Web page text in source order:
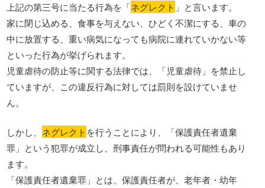
上記の第三号に当たる行為を「ネグレクト 」と言います。
家に閉じ込める、食事を与えない、ひどく不潔にする、車の
中に放置する、重い病気になっても病院に連れていかない等
といった行為が挙げられます。
児童虐待の防止等に関する法律では、「児童虐待」を禁止し
ていますが、この違反行為に対しては罰則を設けていませ
ん。
しかし、 ネグレクト を行うことにより、「保護責任者遺棄
罪」という犯罪が成立し、刑事責任が問われる可能性もあり
ます。
「保護責任者遺棄罪」とは、保護責任者が、老年者・幼年